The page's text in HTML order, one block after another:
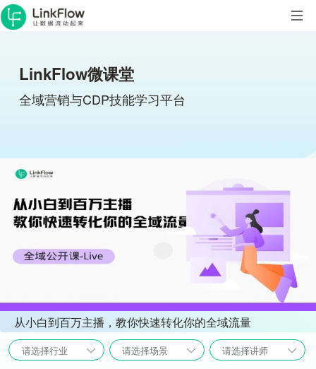
LinkFlow微课堂
全域营销与CDP技能学习平台
从小白到百万主播，教你快速转化你的全域流量
请选择行业 请选择场景 请选择讲师